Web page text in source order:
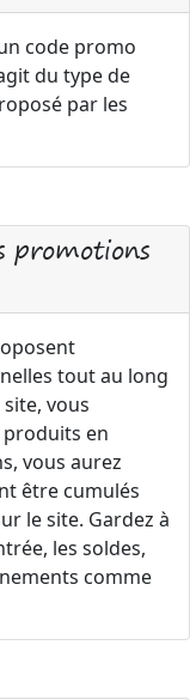
code promo
du type de
par les
promotions
tout au long
vous
en
vous aurez
être cumulés
le site. Gardez à
les soldes,
comme